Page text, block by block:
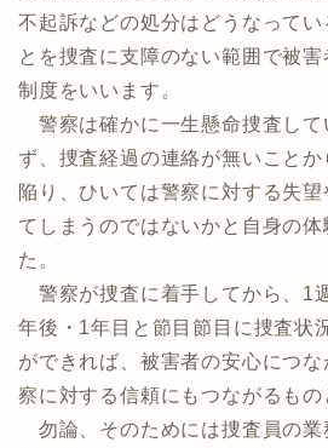
不起訴などの処分はどうなってい
とを捜査に支障のない範囲で被
制度をいいます。
警察は確かに一生懸命捜査して
ず、捜査経過の連絡が無いこと
陥り、ひいては警察に対する失
てしまうのではないかと自身の
た。
警察が捜査に着手してから、1
年後・1年目と節目節目に捜査状
ができれば、被害者の安心につ
察に対する信頼にもつながるもの
勿論、そのためには捜査員の業